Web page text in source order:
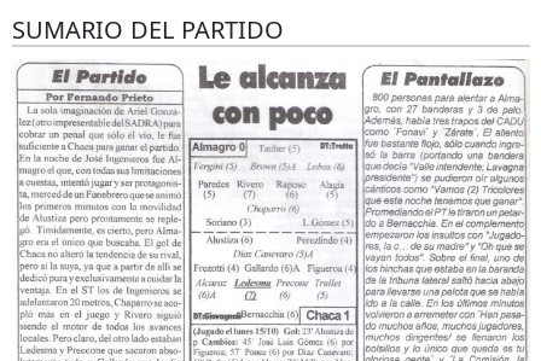
SUMARIO DEL PARTIDO